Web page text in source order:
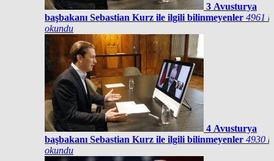
3 Avusturya
başbakanı Sebastian Kurz ile ilgili bilinmeyenler 4961
okundu
4 Avusturya
başbakanı Sebastian Kurz ile ilgili bilinmeyenler 4930
okundu